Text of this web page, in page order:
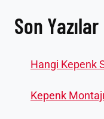
Son Yazılar
Hangi Kepenk
Kepenk